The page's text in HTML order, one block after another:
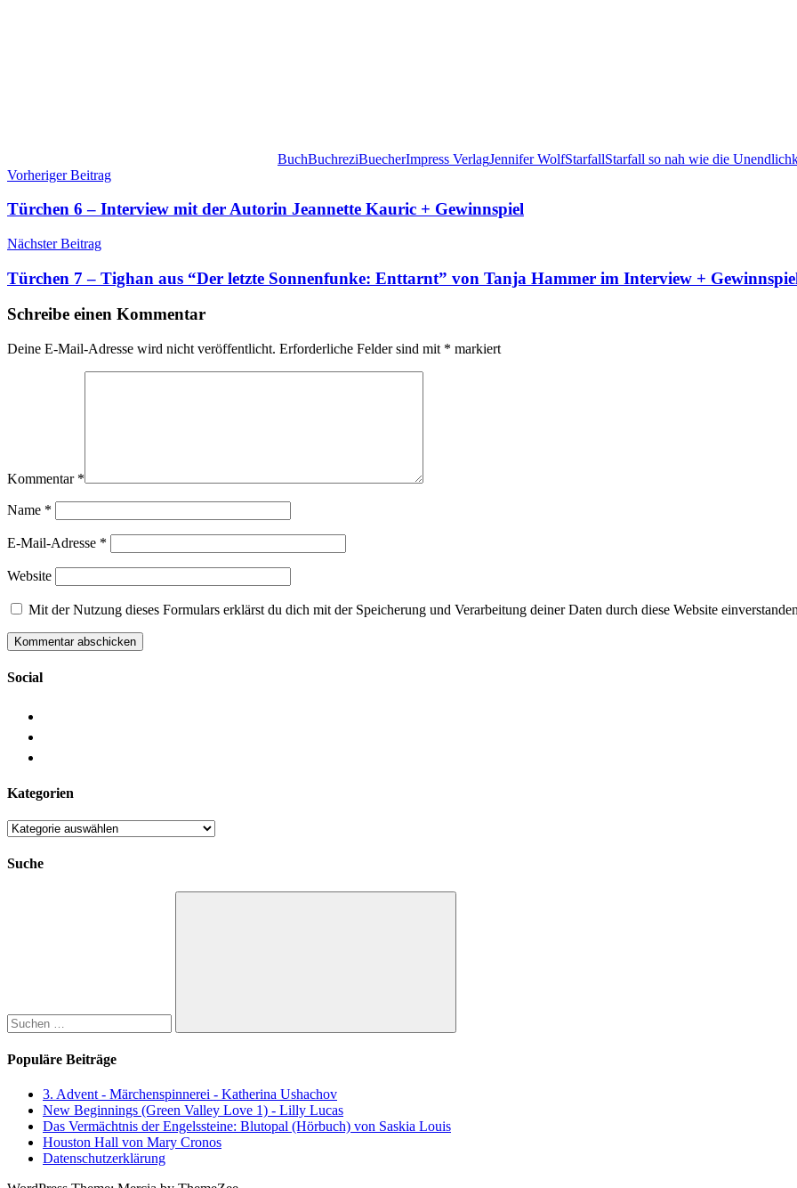
BuchBuchreziBuecherImpress VerlagJennifer WolfStarfallStarfall so nah wie die
Beitragsnavigation
Vorheriger Beitrag
Türchen 6 – Interview mit der Autorin Jeannette Kauric + Gewinnspiel
Nächster Beitrag
Türchen 7 – Tighan aus “Der letzte Sonnenfunke: Enttarnt” von Tanja Hammer im Interview +
Schreibe einen Kommentar
Deine E-Mail-Adresse wird nicht veröffentlicht. Erforderliche Felder sind mit * markiert
Kommentar *
Name *
E-Mail-Adresse *
Website
Mit der Nutzung dieses Formulars erklärst du dich mit der Speicherung und Verarbeitung deiner Daten durch diese Website
Social
Kategorien
Kategorien
Suche
Suchen
Populäre Beiträge
3. Advent - Märchenspinnerei - Katherina Ushachov
New Beginnings (Green Valley Love 1) - Lilly Lucas
Das Vermächtnis der Engelssteine: Blutopal (Hörbuch) von Saskia Louis
Houston Hall von Mary Cronos
Datenschutzerklärung